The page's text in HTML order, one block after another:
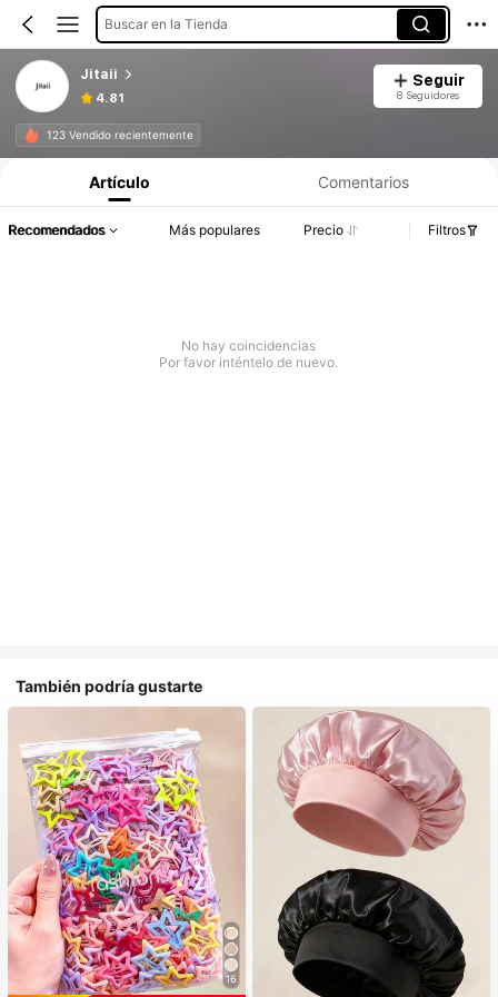
Buscar en la Tienda
Jitaii
4.81
Seguir
8 Seguidores
123 Vendido recientemente
Artículo Comentarios
Recomendados Más populares Precio Filtros
No hay coincidencias
Por favor inténtelo de nuevo.
También podría gustarte
16